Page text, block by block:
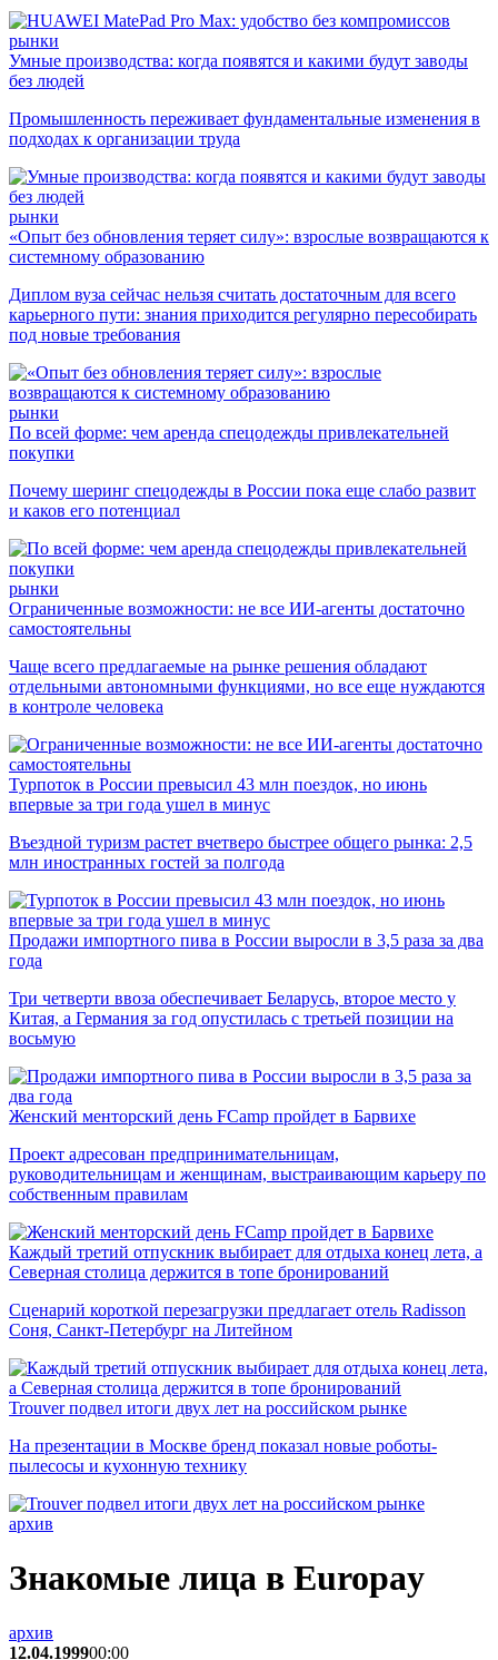
рынки
Умные производства: когда появятся и какими будут заводы
без людей
Промышленность переживает фундаментальные изменения в
подходах к организации труда
рынки
«Опыт без обновления теряет силу»: взрослые возвращаются к
системному образованию
Диплом вуза сейчас нельзя считать достаточным для всего
карьерного пути: знания приходится регулярно пересобирать
под новые требования
рынки
По всей форме: чем аренда спецодежды привлекательней
покупки
Почему шеринг спецодежды в России пока еще слабо развит
и каков его потенциал
рынки
Ограниченные возможности: не все ИИ-агенты достаточно
самостоятельны
Чаще всего предлагаемые на рынке решения обладают
отдельными автономными функциями, но все еще нуждаются
в контроле человека
Турпоток в России превысил 43 млн поездок, но июнь
впервые за три года ушел в минус
Въездной туризм растет вчетверо быстрее общего рынка: 2,5
млн иностранных гостей за полгода
Продажи импортного пива в России выросли в 3,5 раза за два
года
Три четверти ввоза обеспечивает Беларусь, второе место у
Китая, а Германия за год опустилась с третьей позиции на
восьмую
Женский менторский день FCamp пройдет в Барвихе
Проект адресован предпринимательницам,
руководительницам и женщинам, выстраивающим карьеру по
собственным правилам
Каждый третий отпускник выбирает для отдыха конец лета, а
Северная столица держится в топе бронирований
Сценарий короткой перезагрузки предлагает отель Radisson
Соня, Санкт-Петербург на Литейном
Trouver подвел итоги двух лет на российском рынке
На презентации в Москве бренд показал новые роботы-
пылесосы и кухонную технику
архив
Знакомые лица в Europay
архив
12.04.199900:00